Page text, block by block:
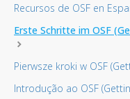
Recursos de OSF en
Erste Schritte im OSF
Pierwsze kroki w OSF
Introdução ao OSF